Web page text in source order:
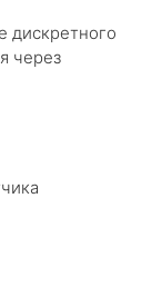
дискретного
через